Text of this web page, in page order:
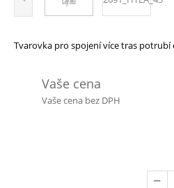
Tvarovka pro spojení více tras
Vaše cena
Vaše cena bez DPH